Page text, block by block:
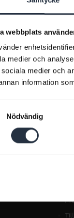
webbplats
medier och
medier och
information
Nödvändig